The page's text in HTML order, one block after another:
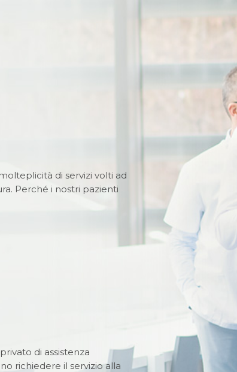
di servizi volti ad
Perché i nostri pazienti
di assistenza
richiedere il servizio alla